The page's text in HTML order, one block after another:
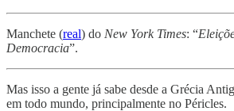
Manchete (real) do New York Times: “
Democracia”.
Mas isso a gente já sabe desde a Grécia
em todo mundo, principalmente no Péricles.